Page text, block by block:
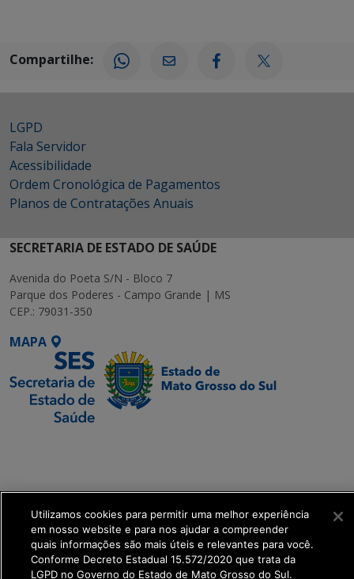
Compartilhe:
LGPD
Fala Servidor
Acessibilidade
Ordem Cronológica de Pagamentos
Planos de Contratações Anuais
SECRETARIA DE ESTADO DE SAÚDE
Avenida do Poeta S/N - Bloco 7
Parque dos Poderes - Campo Grande | MS
CEP.: 79031-350
MAPA
get_footer();
Utilizamos cookies para permitir uma melhor experiência
em nosso website e para nos ajudar a compreender
quais informações são mais úteis e relevantes para você.
Conforme Decreto Estadual 15.572/2020 que trata da
LGPD no Governo do Estado de Mato Grosso do Sul.